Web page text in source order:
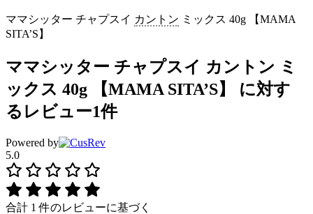
SITA'S】
個
ママシッター チャプスイ カントン ミックス 40g 【MAMA
SITA’S】
ママシッター チャプスイ カントン ミ
ックス 40g 【MAMA SITA’S】
に対す
るレビュー1件
Powered by
5.0
合計 1 件のレビューに基づく